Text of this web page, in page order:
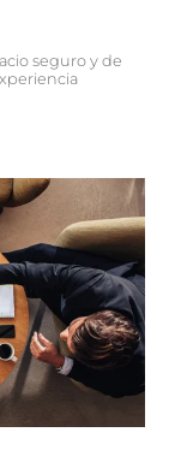
seguro y de